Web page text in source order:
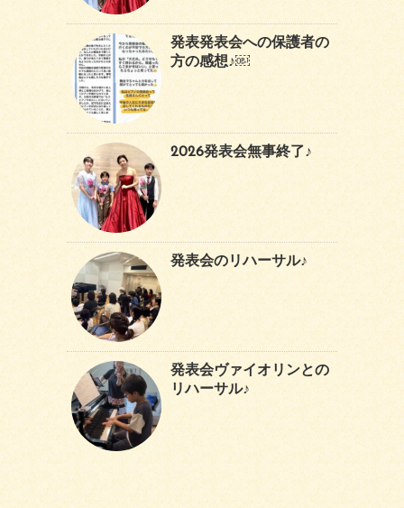
発表発表会への保護者の
方の感想♪￼
2026発表会無事終了♪
発表会のリハーサル♪
発表会ヴァイオリンとの
リハーサル♪